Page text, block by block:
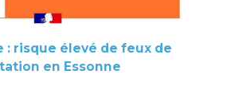
: risque élevé de feux de
en Essonne